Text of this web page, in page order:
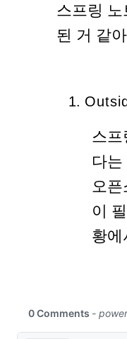
스프링
된 거 같
스
다
오
이
황에